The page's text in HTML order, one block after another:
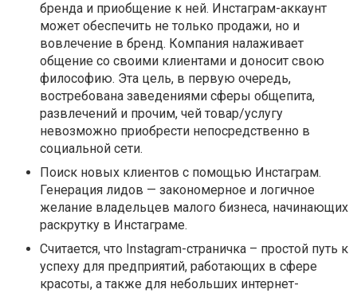
бренда и приобщение к ней. Инстаграм-аккаунт
может обеспечить не только продажи, но и
вовлечение в бренд. Компания налаживает
общение со своими клиентами и доносит свою
философию. Эта цель, в первую очередь,
востребована заведениями сферы общепита,
развлечений и прочим, чей товар/услугу
невозможно приобрести непосредственно в
социальной сети.
Поиск новых клиентов с помощью Инстаграм.
Генерация лидов — закономерное и логичное
желание владельцев малого бизнеса, начинающих
раскрутку в Инстаграме.
Считается, что Instagram-страничка – простой путь к
успеху для предприятий, работающих в сфере
красоты, а также для небольших интернет-